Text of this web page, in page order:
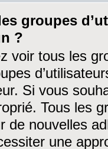
groupes
?
voir tous les
Si vous
Tous les
de nouvelles
une